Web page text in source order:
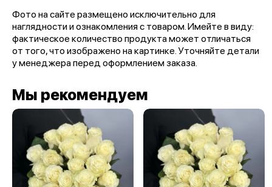
Фото на сайте размещено исключительно для
наглядности и ознакомления с товаром. Имейте в виду:
фактическое количество продукта может отличаться
от того, что изображено на картинке. Уточняйте детали
у менеджера перед оформлением заказа.
Мы рекомендуем